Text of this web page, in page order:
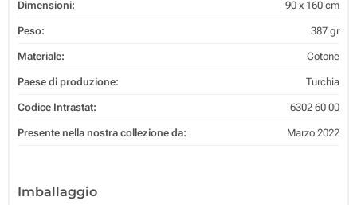
Dimensioni: 90 x 160 cm
Peso: 387 gr
Materiale: Cotone
Paese di produzione: Turchia
Codice Intrastat: 6302 60 00
Presente nella nostra collezione da: Marzo 2022
Imballaggio